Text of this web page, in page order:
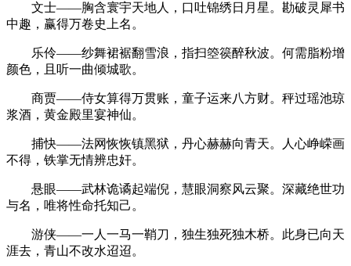
文士——胸含寰宇天地人，口吐锦绣日月星。勘破灵犀书
中趣，赢得万卷史上名。
乐伶——纱舞裙裾翻雪浪，指扫箜篌醉秋波。何需脂粉增
颜色，且听一曲倾城歌。
商贾——侍女算得万贯账，童子运来八方财。秤过瑶池琼
浆酒，黄金殿里宴神仙。
捕快——法网恢恢镇黑狱，丹心赫赫向青天。人心峥嵘画
不得，铁掌无情辨忠奸。
悬眼——武林诡谲起端倪，慧眼洞察风云聚。深藏绝世功
与名，唯将性命托知己。
游侠——一人一马一鞘刀，独生独死独木桥。此身已向天
涯去，青山不改水迢迢。